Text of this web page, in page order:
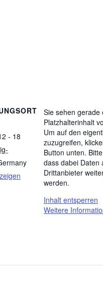
- 18
Sie sehen gerade
Platzhalterinhalt
Um auf den
zuzugreifen,
Button unten.
dass dabei Daten
Drittanbieter
werden.
Inhalt entsperren
Weitere